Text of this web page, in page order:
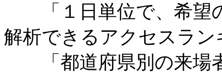
「１日単位で、希望
解析できるアクセスラン
「都道府県別の来場